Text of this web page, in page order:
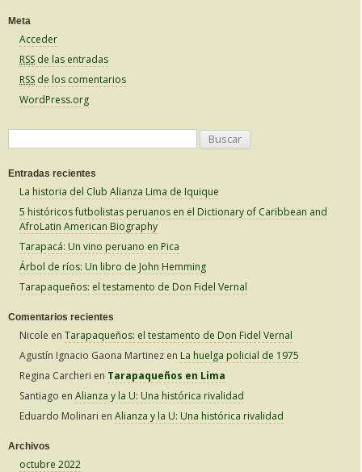
Meta
Acceder
RSS de las entradas
RSS de los comentarios
WordPress.org
s
Entradas recientes
La historia del Club Alianza Lima de Iquique
5 históricos futbolistas peruanos en el Dictionary of Caribbean and
AfroLatin American Biography
Tarapacá: Un vino peruano en Pica
Árbol de ríos: Un libro de John Hemming
Tarapaqueños: el testamento de Don Fidel Vernal
Comentarios recientes
Nicole en Tarapaqueños: el testamento de Don Fidel Vernal
Agustín Ignacio Gaona Martinez en La huelga policial de 1975
Regina Carcheri en Tarapaqueños en Lima
Santiago en Alianza y la U: Una histórica rivalidad
Eduardo Molinari en Alianza y la U: Una histórica rivalidad
Archivos
octubre 2022